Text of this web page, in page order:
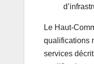
Le Haut-
qualifications
services